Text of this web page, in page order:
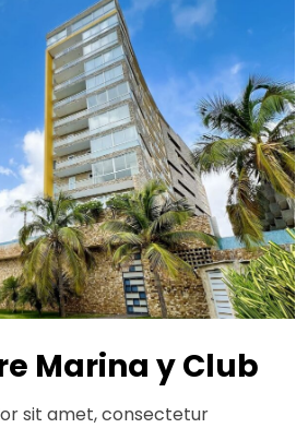
Marina y Club
sit amet, consectetur